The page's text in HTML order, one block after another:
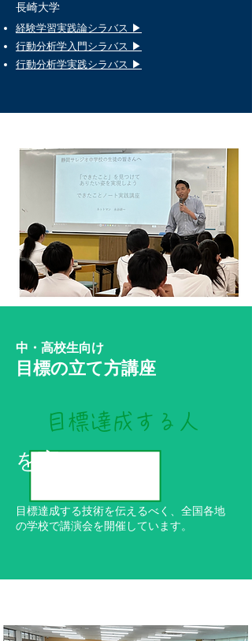
長崎大学
経験学習実践論シラバス ▶
行動分析学入門シラバス ▶
行動分析学実践シラバス ▶
中・高校生向け
目標の立て方講座
目標達成する人
を育む
目標達成する技術を伝えるべく、全国各地
の学校で講演会を開催しています。